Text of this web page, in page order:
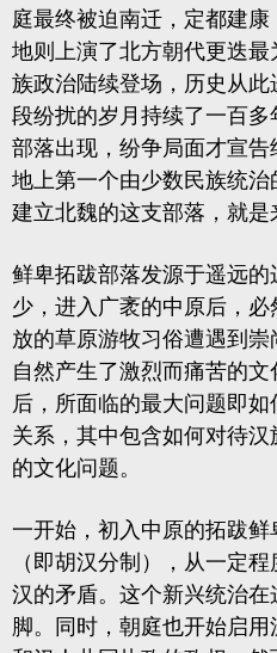
庭最终被迫南迁，定都建
地则上演了北方朝代更迭
族政治陆续登场，历史从
段纷扰的岁月持续了一百
部落出现，纷争局面才宣
地上第一个由少数民族统治
建立北魏的这支部落，就是
鲜卑拓跋部落发源于遥远
少，进入广袤的中原后，
放的草原游牧习俗遭遇到崇
自然产生了激烈而痛苦的
后，所面临的最大问题即
关系，其中包含如何对待
的文化问题。
一开始，初入中原的拓跋鲜
（即胡汉分制），从一定
汉的矛盾。这个新兴统治
脚。同时，朝庭也开始启